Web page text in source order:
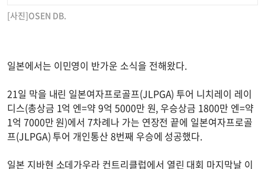
[사진]OSEN DB.
일본에서는 이민영이 반가운 소식을 전해왔다.
21일 막을 내린 일본여자프로골프(JLPGA) 투어 니치레이 레이
디스(총상금 1억 엔=약 9억 5000만 원, 우승상금 1800만 엔=약
1억 7000만 원)에서 7차례나 가는 연장전 끝에 일본여자프로골
프(JLPGA) 투어 개인통산 8번째 우승에 성공했다.
일본 지바현 소데가우라 컨트리클럽에서 열린 대회 마지막날 이